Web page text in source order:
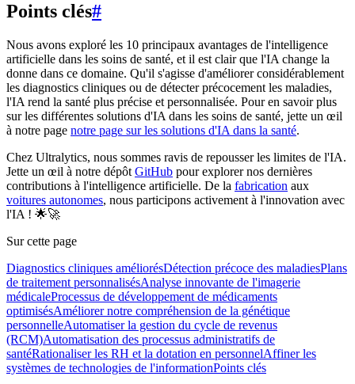
Points clés#
Nous avons exploré les 10 principaux avantages de l'intelligence
artificielle dans les soins de santé, et il est clair que l'IA change la
donne dans ce domaine. Qu'il s'agisse d'améliorer considérablement
les diagnostics cliniques ou de détecter précocement les maladies,
l'IA rend la santé plus précise et personnalisée. Pour en savoir plus
sur les différentes solutions d'IA dans les soins de santé, jette un œil
à notre page notre page sur les solutions d'IA dans la santé.
Chez Ultralytics, nous sommes ravis de repousser les limites de l'IA.
Jette un œil à notre dépôt GitHub pour explorer nos dernières
contributions à l'intelligence artificielle. De la fabrication aux
voitures autonomes, nous participons activement à l'innovation avec
l'IA ! 🌟🚀
Sur cette page
Diagnostics cliniques améliorésDétection précoce des maladiesPlans
de traitement personnalisésAnalyse innovante de l'imagerie
médicaleProcessus de développement de médicaments
optimisésAméliorer notre compréhension de la génétique
personnelleAutomatiser la gestion du cycle de revenus
(RCM)Automatisation des processus administratifs de
santéRationaliser les RH et la dotation en personnelAffiner les
systèmes de technologies de l'informationPoints clés